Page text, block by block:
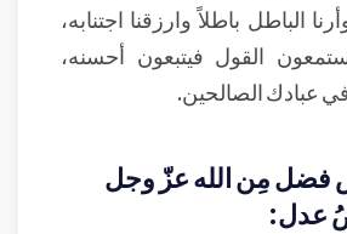
الباطل باطلاً وارزقنا اجتنابه،
القول فيتبعون أحسنه،
عبادك الصالحين.
فضل مِن الله عزّ وجل
عدل: